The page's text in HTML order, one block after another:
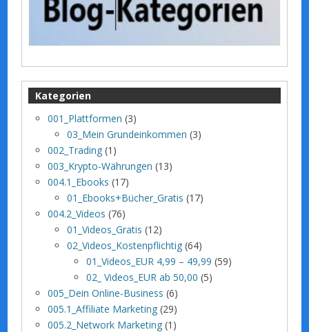
Kategorien
001_Plattformen (3)
03_Mein Grundeinkommen (3)
002_Trading (1)
003_Krypto-Währungen (13)
004.1_Ebooks (17)
01_Ebooks+Bücher_Gratis (17)
004.2_Videos (76)
01_Videos_Gratis (12)
02_Videos_Kostenpflichtig (64)
01_Videos_EUR 4,99 – 49,99 (59)
02_ Videos_EUR ab 50,00 (5)
005_Dein Online-Business (6)
005.1_Affiliate Marketing (29)
005.2_Network Marketing (1)